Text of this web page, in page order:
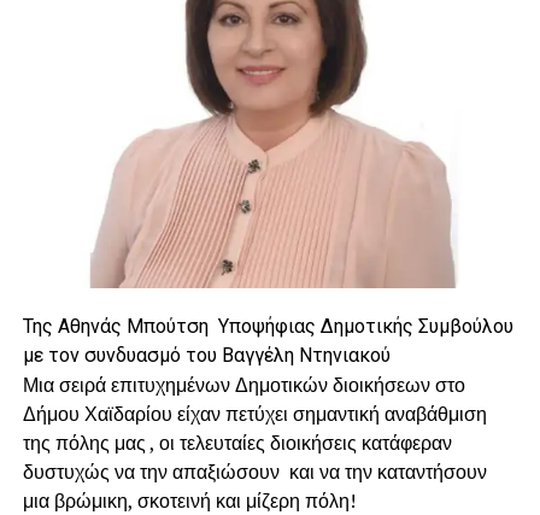
Της Αθηνάς Μπούτση Υποψήφιας Δημοτικής Συμβούλου
με τον συνδυασμό του Βαγγέλη Ντηνιακού
Μια σειρά επιτυχημένων Δημοτικών διοικήσεων στο
Δήμου Χαϊδαρίου είχαν πετύχει σημαντική αναβάθμιση
της πόλης μας , οι τελευταίες διοικήσεις κατάφεραν
δυστυχώς να την απαξιώσουν και να την καταντήσουν
μια βρώμικη, σκοτεινή και μίζερη πόλη!